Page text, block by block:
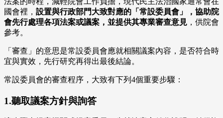
國會裡， 設置與行政部門大致對應的「常設委員會」，協助院
會先行處理各項法案或議案，並提供其專業審查意見 ，供院會
參考。
「審查」的意思是常設委員會應就相關議案內容，是否符合時
宜與實效，先行研究再得出最後結論。
常設委員會的審查程序，大致有下列4個重要步驟：
1.聽取議案方針與詢答